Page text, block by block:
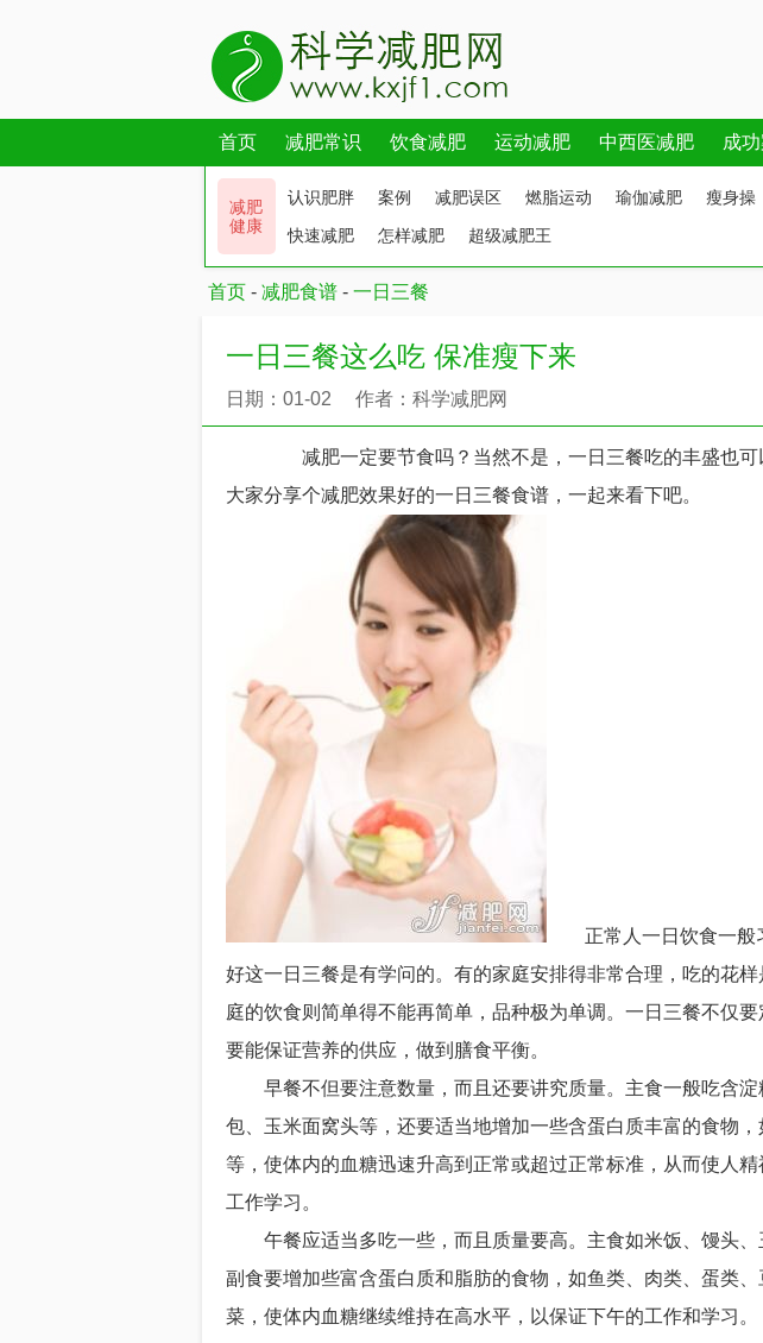
首页 减肥常识 饮食减肥 运动减肥 中西医减肥 成
减肥
健康
认识肥胖 案例 减肥误区 燃脂运动 瑜伽减肥
瘦身操
快速减肥
怎样减肥 超级减肥王
首页 - 减肥食谱 - 一日三餐
一日三餐这么吃 保准瘦下来
日期：01-02 作者：科学减肥网
减肥一定要节食吗？当然不是，一日三餐吃的丰盛也可
大家分享个减肥效果好的一日三餐食谱，一起来看下吧。
正常人一日饮食一般
好这一日三餐是有学问的。有的家庭安排得非常合理，吃的花
庭的饮食则简单得不能再简单，品种极为单调。一日三餐不仅
要能保证营养的供应，做到膳食平衡。
早餐不但要注意数量，而且还要讲究质量。主食一般吃含淀
包、玉米面窝头等，还要适当地增加一些含蛋白质丰富的食物
等，使体内的血糖迅速升高到正常或超过正常标准，从而使人
工作学习。
午餐应适当多吃一些，而且质量要高。主食如米饭、馒头、
副食要增加些富含蛋白质和脂肪的食物，如鱼类、肉类、蛋类
菜，使体内血糖继续维持在高水平，以保证下午的工作和学习。